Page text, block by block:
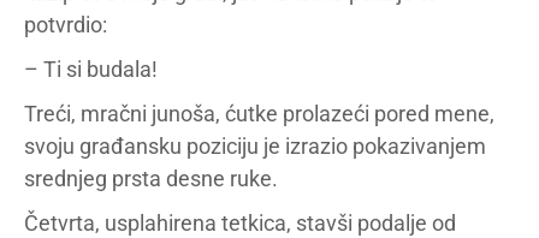
potvrdio:
– Ti si budala!
Treći, mračni junoša, ćutke prolazeći pored mene,
svoju građansku poziciju je izrazio pokazivanjem
srednjeg prsta desne ruke.
Četvrta, usplahirena tetkica, stavši podalje od